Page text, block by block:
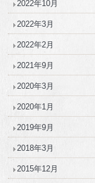
2022年10月
2022年3月
2022年2月
2021年9月
2020年3月
2020年1月
2019年9月
2018年3月
2015年12月